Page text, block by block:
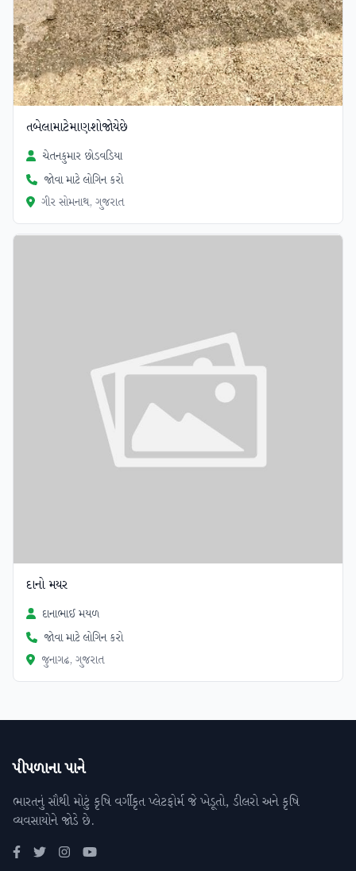
તબેલામાટેમાણશોજોયેછે
ચેતનકુમાર છોડવડિયા
જોવા માટે લોગિન કરો
ગીર સોમનાથ, ગુજરાત
દાનો મયર
દાનાભાઈ મયળ
જોવા માટે લોગિન કરો
જુનાગઢ, ગુજરાત
પીપળાના પાને
ભારતનું સૌથી મોટું કૃષિ વર્ગીકૃત પ્લેટફોર્મ જે ખેડૂતો, ડીલરો અને કૃષિ
વ્યવસાયોને જોડે છે.